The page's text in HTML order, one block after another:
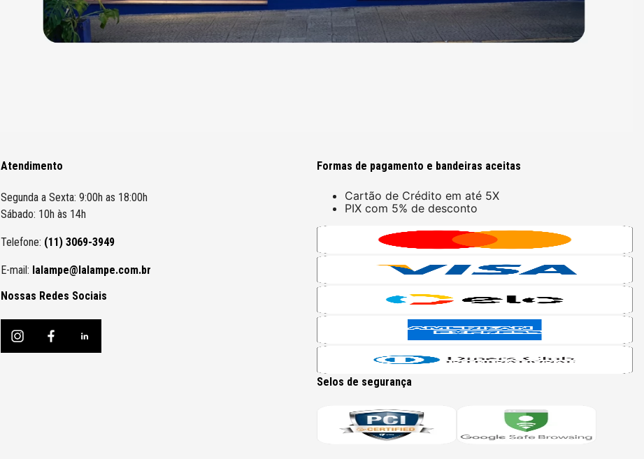
Atendimento
Segunda a Sexta: 9:00h as 18:00h
Sábado: 10h às 14h
Telefone: (11) 3069-3949
E-mail: lalampe@lalampe.com.br
Nossas Redes Sociais
Formas de pagamento e bandeiras aceitas
Cartão de Crédito em até 5X
PIX com 5% de desconto
Selos de segurança